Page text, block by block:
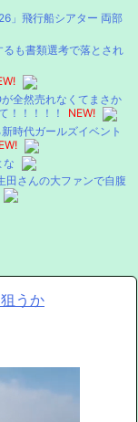
次へ

」飛行船シアター 両部
るも書類選考で落とされ
全然売れなくてまさか
！！！！！
NEW!
時代ガールズイベント
な
田さんの大ファンで自腹
うか